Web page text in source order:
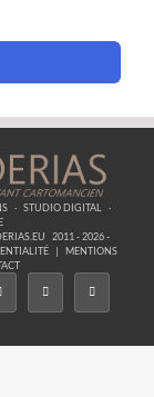
· STUDIO DIGITAL
·
2011 - 2026 -
|
MENTIONS